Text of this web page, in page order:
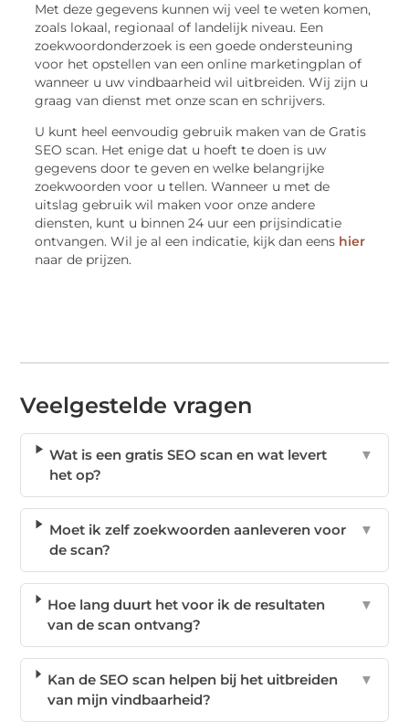
Met deze gegevens kunnen wij veel te weten komen,
zoals lokaal, regionaal of landelijk niveau. Een
zoekwoordonderzoek is een goede ondersteuning
voor het opstellen van een online marketingplan of
wanneer u uw vindbaarheid wil uitbreiden. Wij zijn u
graag van dienst met onze scan en schrijvers.
U kunt heel eenvoudig gebruik maken van de Gratis
SEO scan. Het enige dat u hoeft te doen is uw
gegevens door te geven en welke belangrijke
zoekwoorden voor u tellen. Wanneer u met de
uitslag gebruik wil maken voor onze andere
diensten, kunt u binnen 24 uur een prijsindicatie
ontvangen. Wil je al een indicatie, kijk dan eens hier
naar de prijzen.
Veelgestelde vragen
Wat is een gratis SEO scan en wat levert
het op?
▼
Moet ik zelf zoekwoorden aanleveren voor
de scan?
▼
Hoe lang duurt het voor ik de resultaten
van de scan ontvang?
▼
Kan de SEO scan helpen bij het uitbreiden
van mijn vindbaarheid?
▼